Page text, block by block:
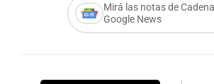
Mirá las notas de
Google News